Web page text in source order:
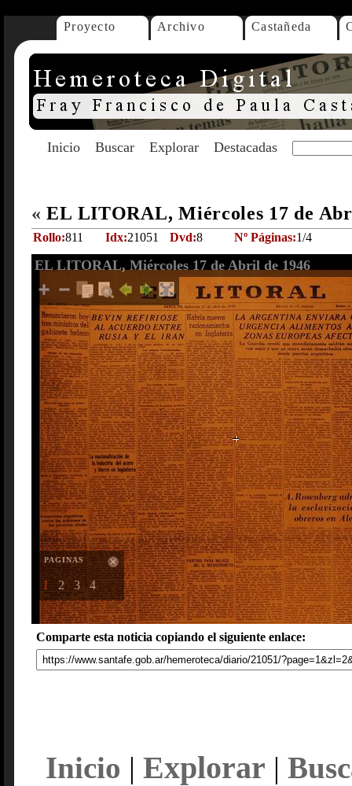
Proyecto Archivo Castañeda
Inicio Buscar Explorar Destacadas
« EL LITORAL, Miércoles 17 de
Rollo:811 Idx:21051 Dvd:8 Nº Páginas:1/4
EL LITORAL, Miércoles 17 de Abril de 1946
PAGINAS
1 2 3 4
Comparte esta noticia copiando el siguiente enlace:
Inicio | Explorar |